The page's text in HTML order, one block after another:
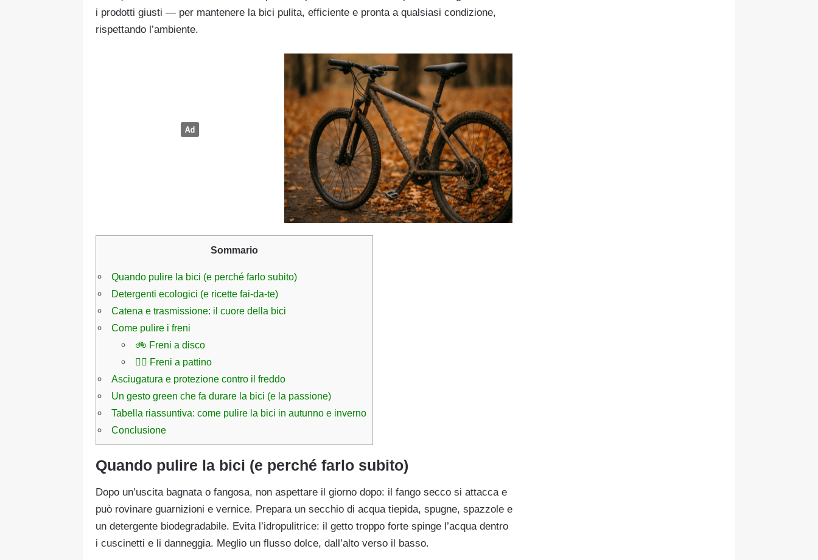
i prodotti giusti — per mantenere la bici pulita, efficiente e pronta a qualsiasi condizione,
rispettando l’ambiente.
Sommario
Quando pulire la bici (e perché farlo subito)
Detergenti ecologici (e ricette fai-da-te)
Catena e trasmissione: il cuore della bici
Come pulire i freni
🚲 Freni a disco
🚴‍♀️ Freni a pattino
Asciugatura e protezione contro il freddo
Un gesto green che fa durare la bici (e la passione)
Tabella riassuntiva: come pulire la bici in autunno e inverno
Conclusione
Quando pulire la bici (e perché farlo subito)
Dopo un’uscita bagnata o fangosa, non aspettare il giorno dopo: il fango secco si attacca e
può rovinare guarnizioni e vernice. Prepara un secchio di acqua tiepida, spugne, spazzole e
un detergente biodegradabile. Evita l’idropulitrice: il getto troppo forte spinge l’acqua dentro
i cuscinetti e li danneggia. Meglio un flusso dolce, dall’alto verso il basso.